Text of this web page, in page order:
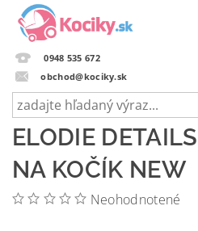
0948 535 672
obchod@kociky.sk
ELODIE
NA KOČÍK NEW
Neohodnotené